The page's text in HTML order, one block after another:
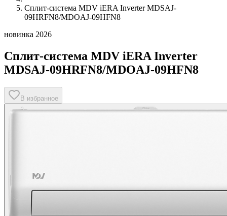
Сплит-система MDV iERA Inverter MDSAJ-
09HRFN8/MDOAJ-09HFN8
новинка 2026
Сплит-система MDV iERA Inverter
MDSAJ-09HRFN8/MDOAJ-09HFN8
В избранное